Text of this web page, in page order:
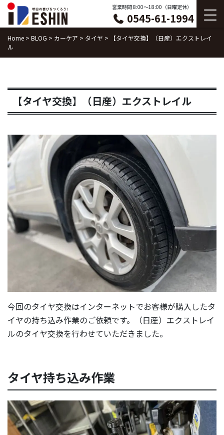
Skip
content
営業時間 8:00〜18:00（日曜定休）
0545-61-1994
Home > BLOG > カーケア > タイヤ >
【タイヤ交換】（日産）エクストレイ
ル
【タイヤ交換】（日産）エクストレイル
今回のタイヤ交換はインターネットでお客様が購入したタ
イヤの持ち込み作業のご依頼です。（日産）エクストレイ
ルのタイヤ交換を行わせていただきました。
タイヤ持ち込み作業